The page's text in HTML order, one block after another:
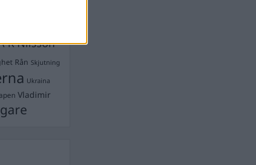
R Nilsson
Rån Skjutning
Ukraina
Vladimir